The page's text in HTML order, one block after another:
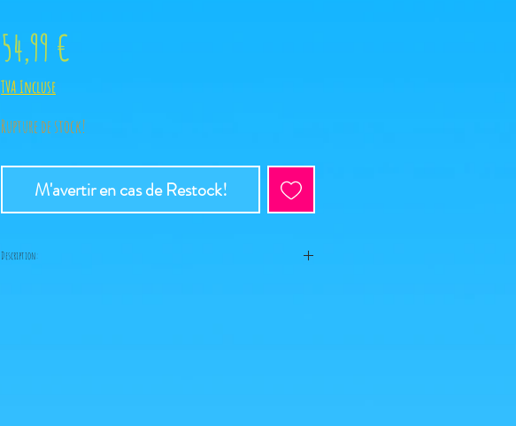
54,99 €
TVA Incluse
Rupture de stock!
M'avertir en cas de Restock!
Description: